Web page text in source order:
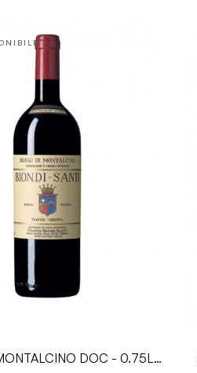
DOC - 0.75L -